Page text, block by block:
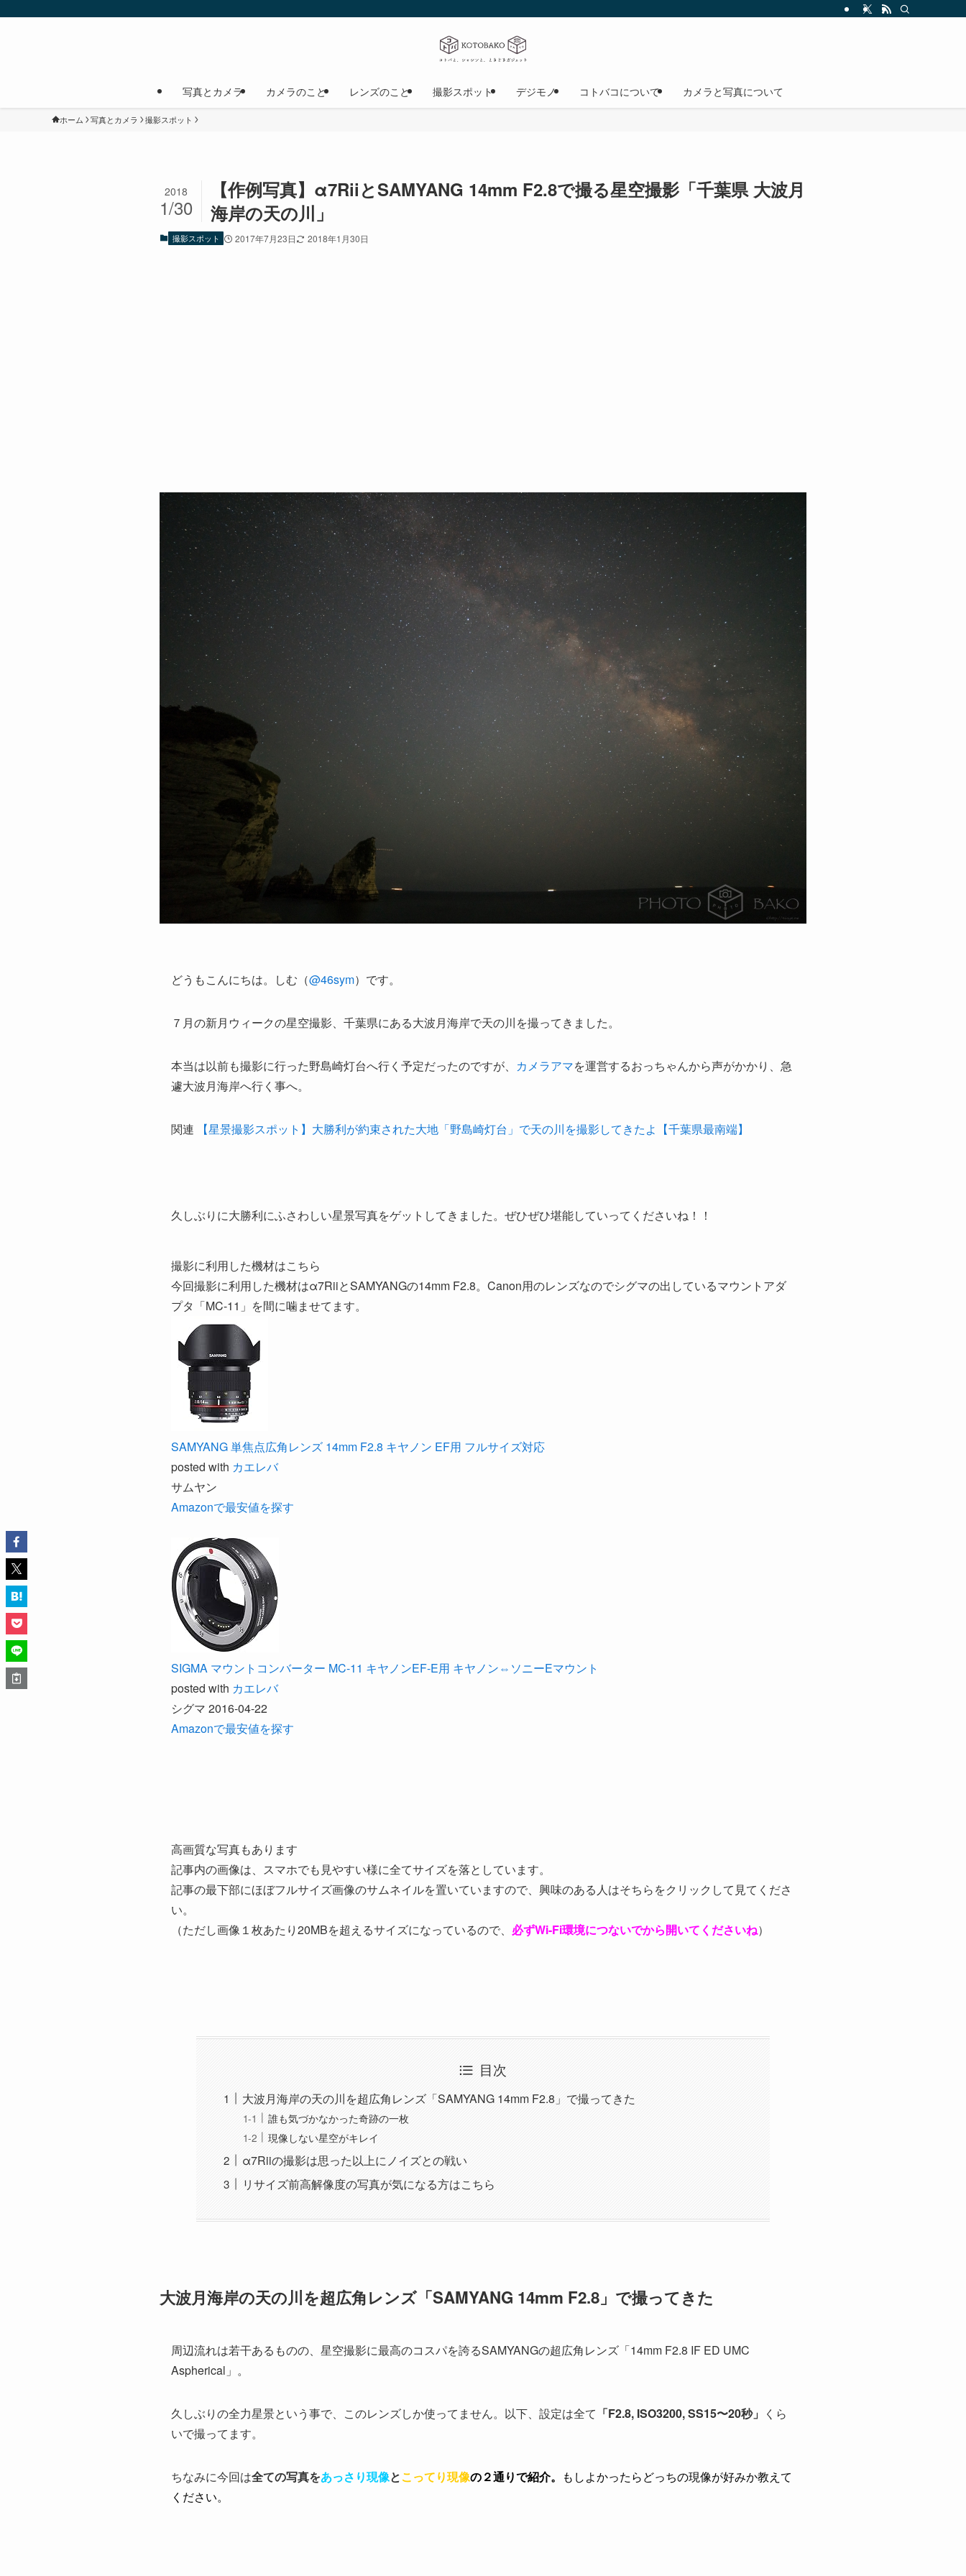
写真とカメラ カメラのこと レンズのこと 撮影スポット デジモノ コトバコについて カメラと写真について
ホーム 写真とカメラ 撮影スポット
【作例写真】α7RiiとSAMYANG 14mm F2.8で撮る星空撮影「千葉県 大波月
海岸の天の川」
2018
1/30
撮影スポット 2017年7月23日 2018年1月30日
どうもこんにちは。しむ（@46sym）です。
７月の新月ウィークの星空撮影、千葉県にある大波月海岸で天の川を撮ってきました。
本当は以前も撮影に行った野島崎灯台へ行く予定だったのですが、 カメラアマを運営するおっちゃんから声がかかり、急
遽大波月海岸へ行く事へ。
関連 【星景撮影スポット】大勝利が約束された大地「野島崎灯台」で天の川を撮影してきたよ【千葉県最南端】
久しぶりに大勝利にふさわしい星景写真をゲットしてきました。ぜひぜひ堪能していってくださいね！！
撮影に利用した機材はこちら
今回撮影に利用した機材はα7RiiとSAMYANGの14mm F2.8。Canon用のレンズなのでシグマの出しているマウントアダ
プタ「MC-11」を間に噛ませてます。
SAMYANG 単焦点広角レンズ 14mm F2.8 キヤノン EF用 フルサイズ対応
posted with カエレバ
サムヤン
Amazonで最安値を探す
SIGMA マウントコンバーター MC-11 キヤノンEF-E用 キヤノン⇔ソニーEマウント
posted with カエレバ
シグマ 2016-04-22
Amazonで最安値を探す
高画質な写真もあります
記事内の画像は、スマホでも見やすい様に全てサイズを落としています。
記事の最下部にほぼフルサイズ画像のサムネイルを置いていますので、興味のある人はそちらをクリックして見てくださ
い。
（ただし画像１枚あたり20MBを超えるサイズになっているので、 必ずWi-Fi環境につないでから開いてくださいね）
目次
大波月海岸の天の川を超広角レンズ「SAMYANG 14mm F2.8」で撮ってきた
誰も気づかなかった奇跡の一枚
現像しない星空がキレイ
α7Riiの撮影は思った以上にノイズとの戦い
リサイズ前高解像度の写真が気になる方はこちら
大波月海岸の天の川を超広角レンズ「SAMYANG 14mm F2.8」で撮ってきた
周辺流れは若干あるものの、星空撮影に最高のコスパを誇るSAMYANGの超広角レンズ「14mm F2.8 IF ED UMC
Aspherical」。
久しぶりの全力星景という事で、このレンズしか使ってません。以下、設定は全て 「F2.8, ISO3200, SS15〜20秒」 くら
いで撮ってます。
ちなみに今回は全ての写真をあっさり現像とこってり現像の２通りで紹介。 もしよかったらどっちの現像が好みか教えて
ください。